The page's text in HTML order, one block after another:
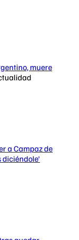
muere
a Campaz de
diciéndole'